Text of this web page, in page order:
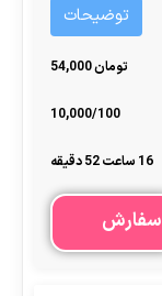
توضیحات
تومان 54,000
10,000/100
16 ساعت 52 دقیقه
سفارش